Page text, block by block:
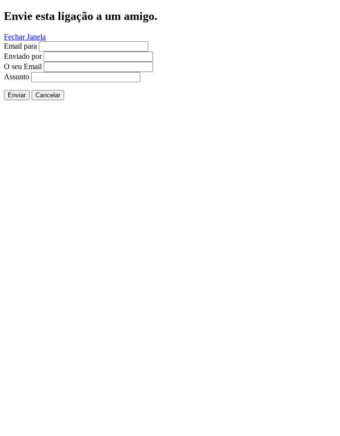
Envie esta ligação a um amigo.
Fechar Janela
Email para
Enviado por
O seu Email
Assunto
Enviar Cancelar